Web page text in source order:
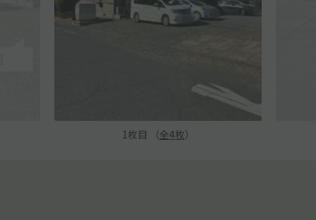
1枚目 （全4枚）